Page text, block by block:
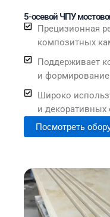
5-осевой ЧПУ
Прецизионная
композитных
Поддерживает
и
Широко
и декоративных
Посмотреть